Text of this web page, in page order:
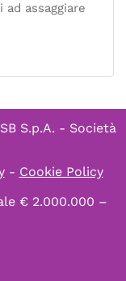
assaggiare
S.p.A. - Società
- Cookie Policy
€ 2.000.000 –